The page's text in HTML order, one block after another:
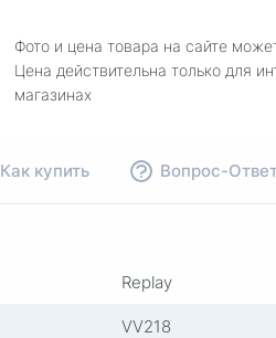
Фото и цена товара на сайте
Цена действительна только для
магазинах
Как купить Вопрос-
Replay
VV218